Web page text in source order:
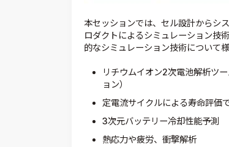
本セッションでは、セル設計からシ
ロダクトによるシミュレーション技
的なシミュレーション技術について
リチウムイオン2次電池解析ツ
ョン）
定電流サイクルによる寿命評価
3次元バッテリー冷却性能予測
熱応力や疲労、衝撃解析